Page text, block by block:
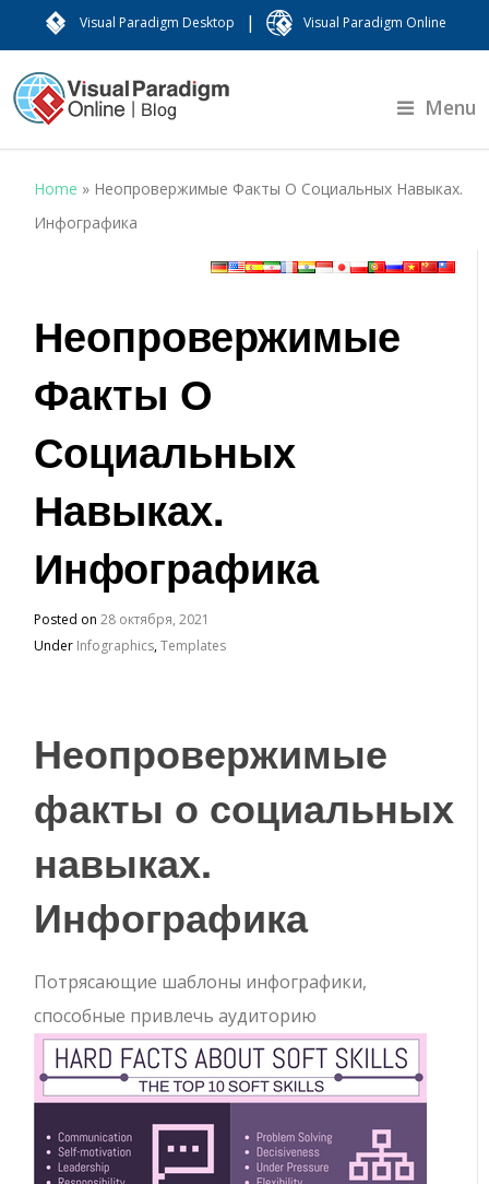
Visual Paradigm Desktop | Visual Paradigm Online
Menu
Home » Неопровержимые Факты О Социальных Навыках.
Инфографика
Неопровержимые
Факты О
Социальных
Навыках.
Инфографика
Posted on28 октября, 2021
Under Infographics,Templates
Неопровержимые
факты о социальных
навыках.
Инфографика
Потрясающие шаблоны инфографики,
способные привлечь аудиторию